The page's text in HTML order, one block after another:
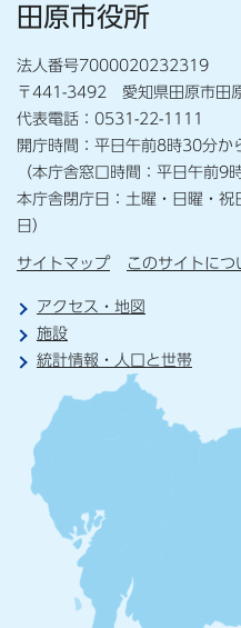
田原市役所
法人番号7000020232319
〒441-3492 愛知県田原市田
代表電話：0531-22-1111
開庁時間：平日午前8時30分か
（本庁舎窓口時間：平日午前9
本庁舎閉庁日：土曜・日曜・
日）
サイトマップ このサイトにつ
アクセス・地図
施設
統計情報・人口と世帯